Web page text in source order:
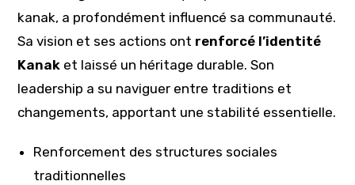
kanak, a profondément influencé sa communauté.
Sa vision et ses actions ont renforcé l’identité
Kanak et laissé un héritage durable. Son
leadership a su naviguer entre traditions et
changements, apportant une stabilité essentielle.
Renforcement des structures sociales
traditionnelles